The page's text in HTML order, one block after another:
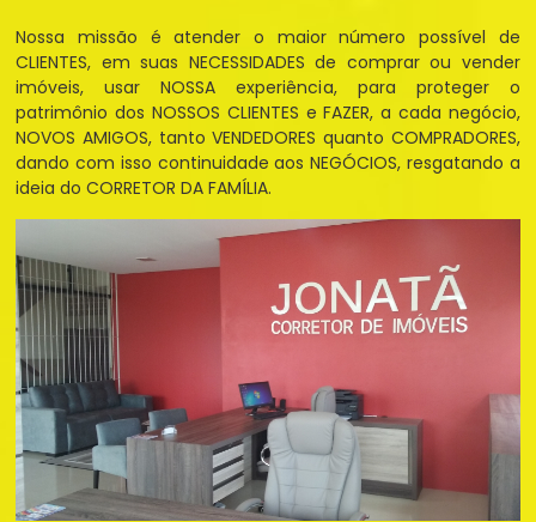
Nossa missão é atender o maior número possível de
CLIENTES, em suas NECESSIDADES de comprar ou vender
imóveis, usar NOSSA experiência, para proteger o
patrimônio dos NOSSOS CLIENTES e FAZER, a cada negócio,
NOVOS AMIGOS, tanto VENDEDORES quanto COMPRADORES,
dando com isso continuidade aos NEGÓCIOS, resgatando a
ideia do CORRETOR DA FAMÍLIA.